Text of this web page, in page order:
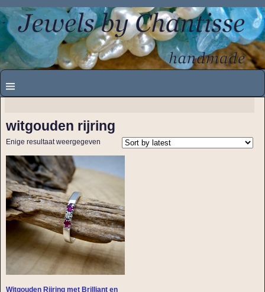
witgouden rijring
Enige resultaat weergegeven
Witgouden Rijring met Brilliant en